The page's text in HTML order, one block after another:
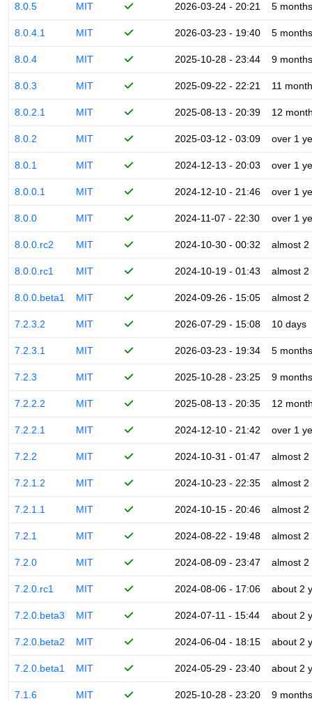
8.0.5 MIT 2026-03-24 - 20:21 5 months
8.0.4.1 MIT 2026-03-23 - 19:40 5 months
8.0.4 MIT 2025-10-28 - 23:44 9 months
8.0.3 MIT 2025-09-22 - 22:21 11
8.0.2.1 MIT 2025-08-13 - 20:39 12
8.0.2 MIT 2025-03-12 - 03:09 over 1
8.0.1 MIT 2024-12-13 - 20:03 over 1
8.0.0.1 MIT 2024-12-10 - 21:46 over 1
8.0.0 MIT 2024-11-07 - 22:30 over 1
8.0.0.rc2 MIT 2024-10-30 - 00:32 almost 2
8.0.0.rc1 MIT 2024-10-19 - 01:43 almost 2
8.0.0.beta1 MIT 2024-09-26 - 15:05 almost 2
7.2.3.2 MIT 2026-07-29 - 15:08 10 days
7.2.3.1 MIT 2026-03-23 - 19:34 5 months
7.2.3 MIT 2025-10-28 - 23:25 9 months
7.2.2.2 MIT 2025-08-13 - 20:35 12
7.2.2.1 MIT 2024-12-10 - 21:42 over 1
7.2.2 MIT 2024-10-31 - 01:47 almost 2
7.2.1.2 MIT 2024-10-23 - 22:35 almost 2
7.2.1.1 MIT 2024-10-15 - 20:46 almost 2
7.2.1 MIT 2024-08-22 - 19:48 almost 2
7.2.0 MIT 2024-08-09 - 23:47 almost 2
7.2.0.rc1 MIT 2024-08-06 - 17:06 about 2
7.2.0.beta3 MIT 2024-07-11 - 15:44 about 2
7.2.0.beta2 MIT 2024-06-04 - 18:15 about 2
7.2.0.beta1 MIT 2024-05-29 - 23:40 about 2
7.1.6 MIT 2025-10-28 - 23:20 9 months